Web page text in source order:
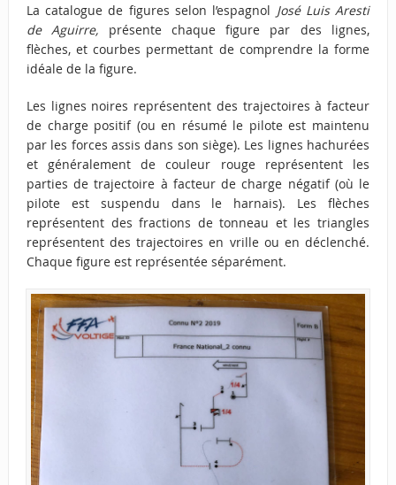
La catalogue de figures selon l’espagnol José Luis Aresti
de Aguirre, présente chaque figure par des lignes,
flèches, et courbes permettant de comprendre la forme
idéale de la figure.
Les lignes noires représentent des trajectoires à facteur
de charge positif (ou en résumé le pilote est maintenu
par les forces assis dans son siège). Les lignes hachurées
et généralement de couleur rouge représentent les
parties de trajectoire à facteur de charge négatif (où le
pilote est suspendu dans le harnais). Les flèches
représentent des fractions de tonneau et les triangles
représentent des trajectoires en vrille ou en déclenché.
Chaque figure est représentée séparément.